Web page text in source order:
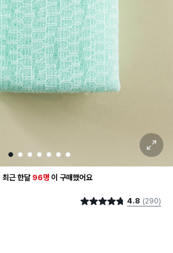
1 2 3 4 5 6 7
확대 보기
최근 한달 96명 이 구매했어요
구매했어요별점 4.8점 4.8 (290)